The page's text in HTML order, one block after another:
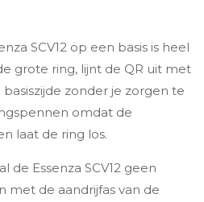
SCV12 op een basis is heel
grote ring, lijnt de QR uit met
zonder je zorgen te
omdat de
laat de ring los.
de Essenza SCV12 geen
met de aandrijfas van de